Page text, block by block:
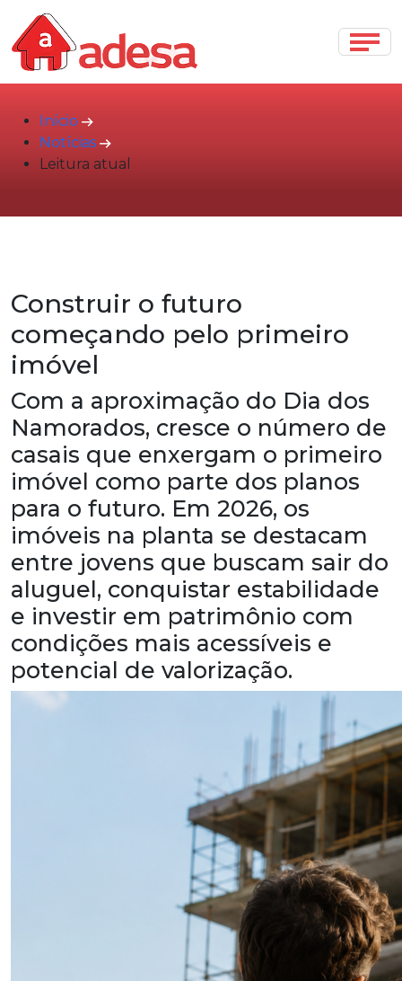
Início
Notícias
Leitura atual
Construir o futuro
começando pelo primeiro
imóvel
Com a aproximação do Dia dos
Namorados, cresce o número de
casais que enxergam o primeiro
imóvel como parte dos planos
para o futuro. Em 2026, os
imóveis na planta se destacam
entre jovens que buscam sair do
aluguel, conquistar estabilidade
e investir em patrimônio com
condições mais acessíveis e
potencial de valorização.